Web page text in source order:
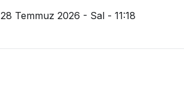
28 Temmuz 2026 - Sal - 11:18